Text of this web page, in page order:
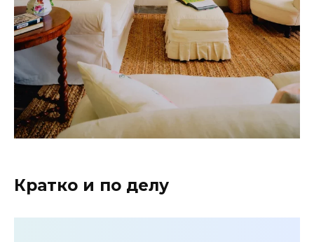
Кратко и по делу